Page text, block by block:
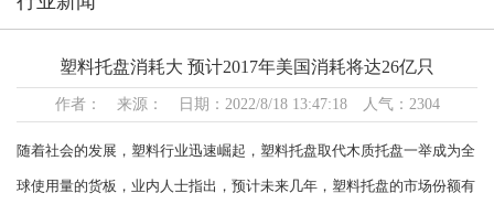
塑料托盘消耗大 预计2017年美国消耗将达26亿只
作者： 来源： 日期：2022/8/18 13:47:18 人气：2304
随着社会的发展，塑料行业迅速崛起，塑料托盘取代木质托盘一举成为全
球使用量的货板，业内人士指出，预计未来几年，塑料托盘的市场份额有